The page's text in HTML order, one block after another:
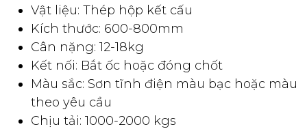
Vật liệu: Thép hộp kết cấu
Kích thước: 600-800mm
Cân nặng: 12-18kg
Kết nối: Bắt ốc hoặc đóng chốt
Màu sắc: Sơn tĩnh điện màu bạc hoặc màu
theo yêu cầu
Chịu tải: 1000-2000 kgs